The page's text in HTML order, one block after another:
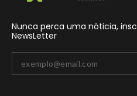
Nunca perca uma nóticia,
NewsLetter